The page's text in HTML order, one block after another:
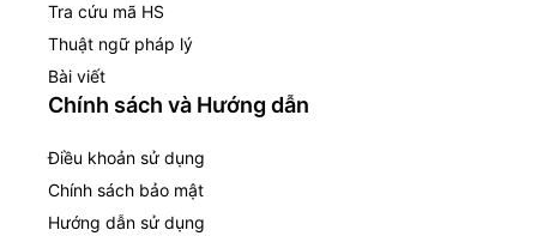
Tra cứu mã HS
Thuật ngữ pháp lý
Bài viết
Chính sách và Hướng dẫn
Điều khoản sử dụng
Chính sách bảo mật
Hướng dẫn sử dụng